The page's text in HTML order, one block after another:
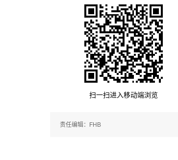
扫一扫进入移动端浏览
责任编辑：FHB